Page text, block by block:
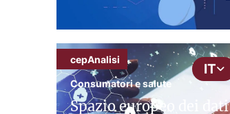
IT
cepAnalisi
Consumatori e salute
Spazio europeo dei dati